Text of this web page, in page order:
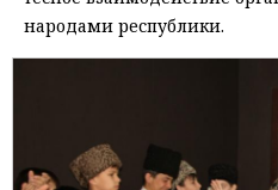
народами республики.